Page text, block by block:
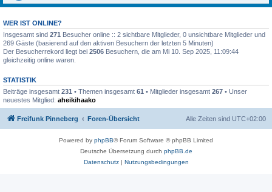
WER IST ONLINE?
Insgesamt sind 271 Besucher online :: 2 sichtbare Mitglieder, 0 unsichtbare Mitglieder und
269 Gäste (basierend auf den aktiven Besuchern der letzten 5 Minuten)
Der Besucherrekord liegt bei 2506 Besuchern, die am Mi 10. Sep 2025, 11:09:44
gleichzeitig online waren.
STATISTIK
Beiträge insgesamt 231 • Themen insgesamt 61 • Mitglieder insgesamt 267 • Unser
neuestes Mitglied: aheikihaako
Freifunk Pinneberg Foren-Übersicht Alle Zeiten sind UTC+02:00
Powered by phpBB® Forum Software © phpBB Limited
Deutsche Übersetzung durch phpBB.de
Datenschutz| Nutzungsbedingungen